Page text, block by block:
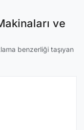
ve
benzerliği taşıyan